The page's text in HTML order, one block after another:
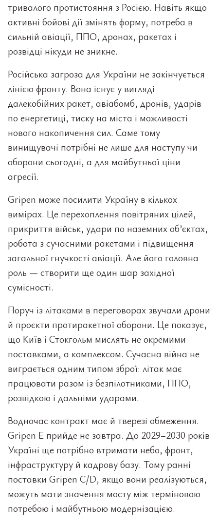
тривалого протистояння з Росією. Навіть якщо
активні бойові дії змінять форму, потреба в
сильній авіації, ППО, дронах, ракетах і
розвідці нікуди не зникне.
Російська загроза для України не закінчується
лінією фронту. Вона існує у вигляді
далекобійних ракет, авіабомб, дронів, ударів
по енергетиці, тиску на міста і можливості
нового накопичення сил. Саме тому
винищувачі потрібні не лише для наступу чи
оборони сьогодні, а для майбутньої ціни
агресії.
Gripen може посилити Україну в кількох
вимірах. Це перехоплення повітряних цілей,
прикриття військ, удари по наземних об’єктах,
робота з сучасними ракетами і підвищення
загальної гнучкості авіації. Але його головна
роль — створити ще один шар західної
сумісності.
Поруч із літаками в переговорах звучали дрони
й проєкти протиракетної оборони. Це показує,
що Київ і Стокгольм мислять не окремими
поставками, а комплексом. Сучасна війна не
виграється одним типом зброї: літак має
працювати разом із безпілотниками, ППО,
розвідкою і дальніми ударами.
Водночас контракт має й тверезі обмеження.
Gripen E прийде не завтра. До 2029–2030 років
Україні ще потрібно втримати небо, фронт,
інфраструктуру й кадрову базу. Тому ранні
поставки Gripen C/D, якщо вони реалізуються,
можуть мати значення мосту між терміновою
потребою і майбутньою модернізацією.